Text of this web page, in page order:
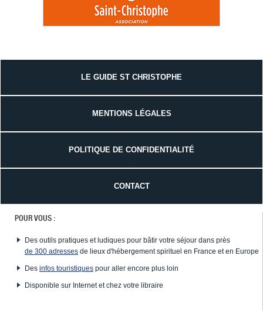
LE GUIDE ST CHRISTOPHE
MENTIONS LÉGALES
POLITIQUE DE CONFIDENTIALITÉ
CONTACT
POUR VOUS :
Des outils pratiques et ludiques pour bâtir votre séjour dans près
de 300 adresses de lieux d'hébergement spirituel en France et en Europe
Des infos touristiques pour aller encore plus loin
Disponible sur Internet et chez votre libraire